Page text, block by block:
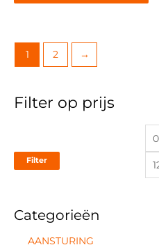
1 2 →
Filter op prijs
Filter
Categorieën
AANSTURING